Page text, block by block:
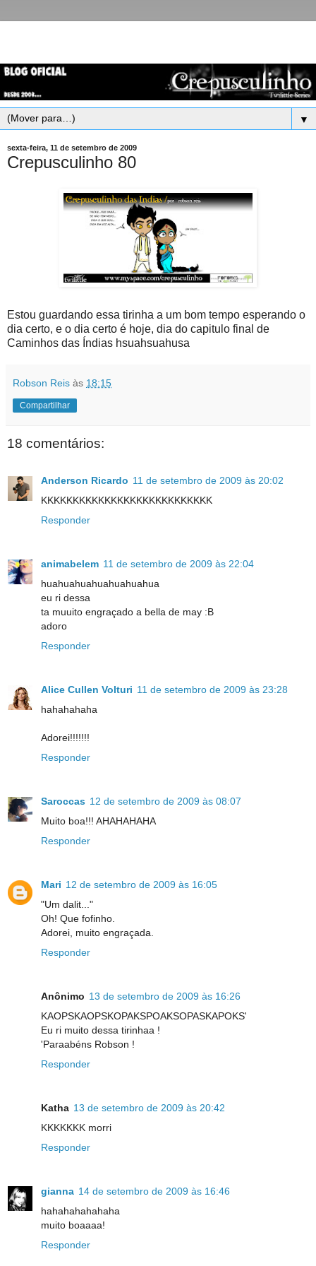
▼
sexta-feira, 11 de setembro de 2009
Crepusculinho 80
Estou guardando essa tirinha a um bom tempo esperando o
dia certo, e o dia certo é hoje, dia do capitulo final de
Caminhos das Índias hsuahsuahusa
Robson Reis às 18:15
Compartilhar
18 comentários:
Anderson Ricardo 11 de setembro de 2009 às 20:02
KKKKKKKKKKKKKKKKKKKKKKKKKKK
Responder
animabelem 11 de setembro de 2009 às 22:04
huahuahuahuahuahuahua
eu ri dessa
ta muuito engraçado a bella de may :B
adoro
Responder
Alice Cullen Volturi 11 de setembro de 2009 às 23:28
hahahahaha
Adorei!!!!!!!
Responder
Saroccas 12 de setembro de 2009 às 08:07
Muito boa!!! AHAHAHAHA
Responder
Mari 12 de setembro de 2009 às 16:05
"Um dalit..."
Oh! Que fofinho.
Adorei, muito engraçada.
Responder
Anônimo 13 de setembro de 2009 às 16:26
KAOPSKAOPSKOPAKSPOAKSOPASKAPOKS'
Eu ri muito dessa tirinhaa !
'Paraabéns Robson !
Responder
Katha 13 de setembro de 2009 às 20:42
KKKKKKK morri
Responder
gianna 14 de setembro de 2009 às 16:46
hahahahahahaha
muito boaaaa!
Responder